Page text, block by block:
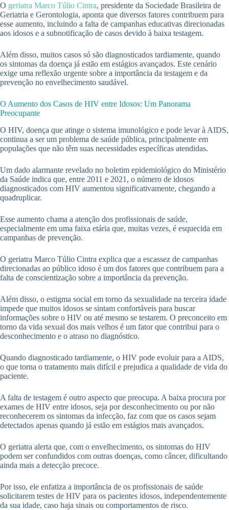
O geriatra Marco Túlio Cintra, presidente da Sociedade Brasileira de
Geriatria e Gerontologia, aponta que diversos fatores contribuem para
esse aumento, incluindo a falta de campanhas educativas direcionadas
aos idosos e a subnotificação de casos devido à baixa testagem.
Além disso, muitos casos só são diagnosticados tardiamente, quando
os sintomas da doença já estão em estágios avançados. Este cenário
exige uma reflexão urgente sobre a importância da testagem e da
prevenção no envelhecimento saudável.
O Aumento dos Casos de HIV entre Idosos: Um Panorama
Preocupante
O HIV, doença que atinge o sistema imunológico e pode levar à AIDS,
continua a ser um problema de saúde pública, principalmente em
populações que não têm suas necessidades específicas atendidas.
Um dado alarmante revelado no boletim epidemiológico do Ministério
da Saúde indica que, entre 2011 e 2021, o número de idosos
diagnosticados com HIV aumentou significativamente, chegando a
quadruplicar.
Esse aumento chama a atenção dos profissionais de saúde,
especialmente em uma faixa etária que, muitas vezes, é esquecida em
campanhas de prevenção.
O geriatra Marco Túlio Cintra explica que a escassez de campanhas
direcionadas ao público idoso é um dos fatores que contribuem para a
falta de conscientização sobre a importância da prevenção.
Além disso, o estigma social em torno da sexualidade na terceira idade
impede que muitos idosos se sintam confortáveis para buscar
informações sobre o HIV ou até mesmo se testarem. O preconceito em
torno da vida sexual dos mais velhos é um fator que contribui para o
desconhecimento e o atraso no diagnóstico.
Quando diagnosticado tardiamente, o HIV pode evoluir para a AIDS,
o que torna o tratamento mais difícil e prejudica a qualidade de vida do
paciente.
A falta de testagem é outro aspecto que preocupa. A baixa procura por
exames de HIV entre idosos, seja por desconhecimento ou por não
reconhecerem os sintomas da infecção, faz com que os casos sejam
detectados apenas quando já estão em estágios mais avançados.
O geriatra alerta que, com o envelhecimento, os sintomas do HIV
podem ser confundidos com outras doenças, como câncer, dificultando
ainda mais a detecção precoce.
Por isso, ele enfatiza a importância de os profissionais de saúde
solicitarem testes de HIV para os pacientes idosos, independentemente
da sua idade, caso haja sinais ou comportamentos de risco.